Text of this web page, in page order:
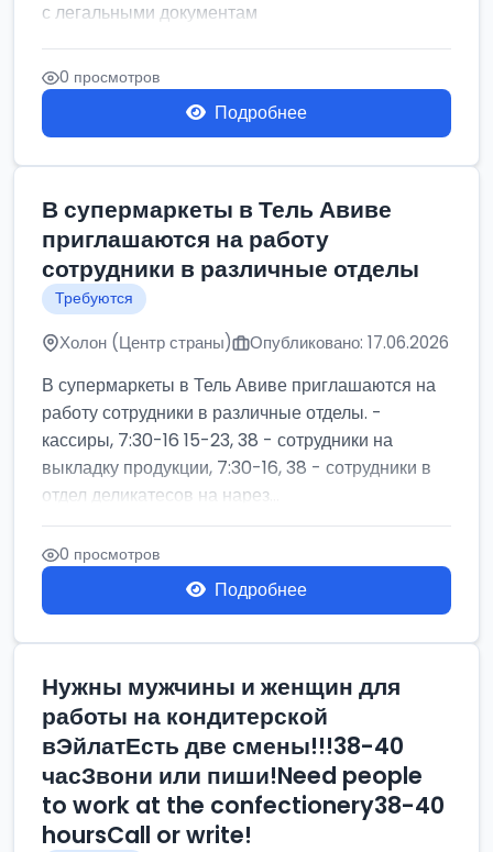
с легальными документам
0 просмотров
Подробнее
В супермаркеты в Тель Авиве
приглашаются на работу
сотрудники в различные отделы
Требуются
Холон (Центр страны) Опубликовано: 17.06.2026
В супермаркеты в Тель Авиве приглашаются на
работу сотрудники в различные отделы. -
кассиры, 7:30-16 15-23, 38 - сотрудники на
выкладку продукции, 7:30-16, 38 - сотрудники в
отдел деликатесов на нарез...
0 просмотров
Подробнее
Нужны мужчины и женщин для
работы на кондитерской
вЭйлатЕсть две смены!!!38-40
часЗвони или пиши!Need people
to work at the confectionery38-40
hoursCall or write!